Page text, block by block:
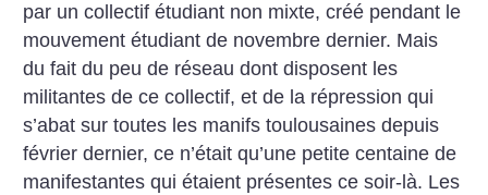
par un collectif étudiant non mixte, créé pendant le
mouvement étudiant de novembre dernier. Mais
du fait du peu de réseau dont disposent les
militantes de ce collectif, et de la répression qui
s’abat sur toutes les manifs toulousaines depuis
février dernier, ce n’était qu’une petite centaine de
manifestantes qui étaient présentes ce soir-là. Les